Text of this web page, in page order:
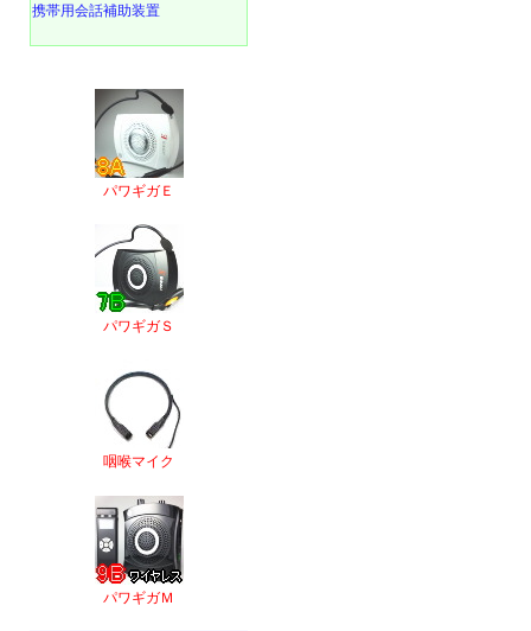
携帯用会話補助装置
パワギガＥ
パワギガＳ
咽喉マイク
パワギガＭ